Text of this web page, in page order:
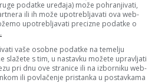
podatke uređaja) može pohranjivati,
ili ih može upotrebljavati ova web-
upotrebljavati precizne podatke o
vaše osobne podatke na temelju
slažete s tim, u nastavku možete upravljati
pri dnu ove stranice ili na izborniku web-
ili povlačenje pristanka u postavkama